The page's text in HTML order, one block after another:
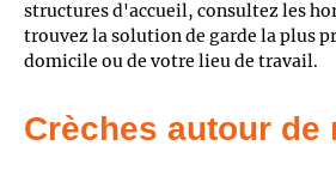
structures d'accueil, consultez les
trouvez la solution de garde la plus
domicile ou de votre lieu de travail.
Crèches autour de